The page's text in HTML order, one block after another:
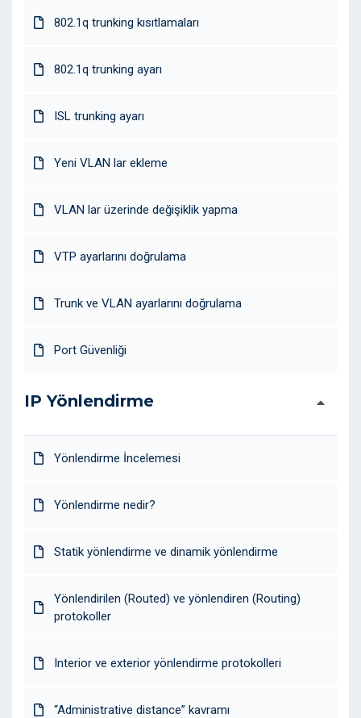
802.1q trunking kısıtlamaları
802.1q trunking ayarı
ISL trunking ayarı
Yeni VLAN lar ekleme
VLAN lar üzerinde değişiklik yapma
VTP ayarlarını doğrulama
Trunk ve VLAN ayarlarını doğrulama
Port Güvenliği
IP Yönlendirme
Yönlendirme İncelemesi
Yönlendirme nedir?
Statik yönlendirme ve dinamik yönlendirme
Yönlendirilen (Routed) ve yönlendiren (Routing)
protokoller
Interior ve exterior yönlendirme protokolleri
“Administrative distance” kavramı